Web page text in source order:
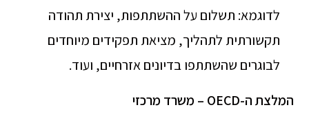
לדוגמא: תשלום על ההשתתפות, יצירת תהודה
תקשורתית לתהליך, מציאת תפקידים מיוחדים
לבוגרים שהשתתפו בדיונים אזרחיים, ועוד.
המלצת ה-OECD – משרד מרכזי